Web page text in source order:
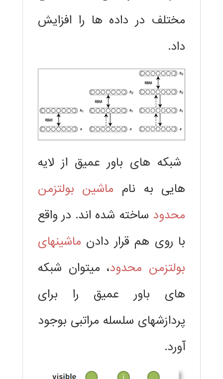
مختلف در داده ها را افزايش
داد.
شبکه های باور عمیق از لایه
هایی به نام ماشین بولتزمن
محدود ساخته شده اند. در واقع
با روی هم قرار دادن ماشینهای
بولتزمن محدود، میتوان شبکه
های باور عمیق را برای
پردازشهای سلسله مراتبی بوجود
آورد.